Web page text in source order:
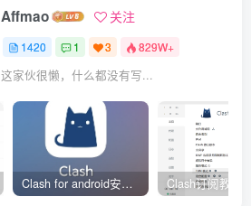
Affmao 关注
1420 1 3 829W+
这家伙很懒，什么都没有写...
Clash for android安卓客户端保姆级新手使用教程